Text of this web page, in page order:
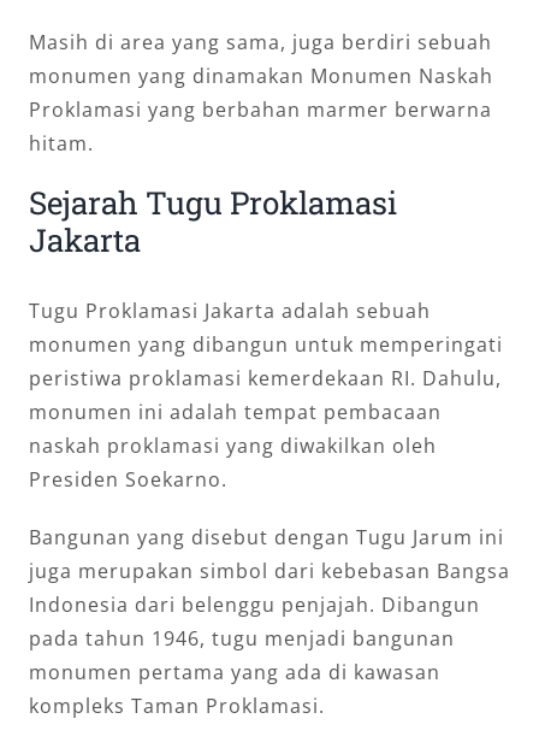
Masih di area yang sama, juga berdiri sebuah
monumen yang dinamakan Monumen Naskah
Proklamasi yang berbahan marmer berwarna
hitam.
Sejarah Tugu Proklamasi
Jakarta
Tugu Proklamasi Jakarta adalah sebuah
monumen yang dibangun untuk memperingati
peristiwa proklamasi kemerdekaan RI. Dahulu,
monumen ini adalah tempat pembacaan
naskah proklamasi yang diwakilkan oleh
Presiden Soekarno.
Bangunan yang disebut dengan Tugu Jarum ini
juga merupakan simbol dari kebebasan Bangsa
Indonesia dari belenggu penjajah. Dibangun
pada tahun 1946, tugu menjadi bangunan
monumen pertama yang ada di kawasan
kompleks Taman Proklamasi.